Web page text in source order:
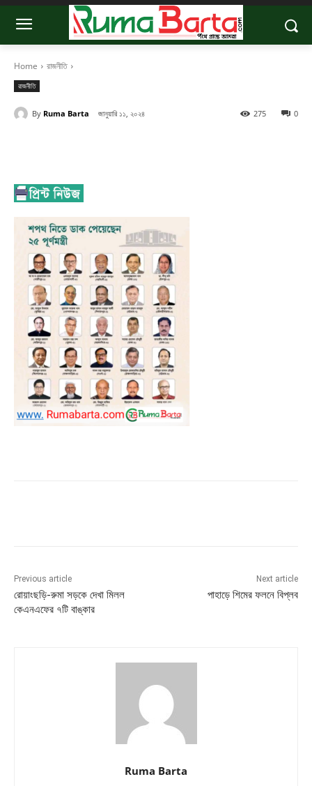
Home রাজনীতি
রাজনীতি
By Ruma Barta জানুয়ারি ১১, ২০২৪ 0
275
Previous article
রোয়াংছড়ি-রুমা সড়কে দেখা মিলল
কেএনএফের ৭টি বাঙ্কার
Next article
পাহাড়ে শিমের ফলনে বিপ্লব
Ruma Barta